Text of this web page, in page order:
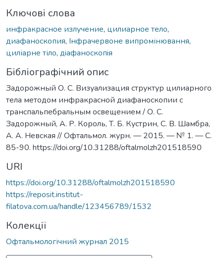
Ключові слова
инфракрасное излучение, цилиарное тело,
диафаноскопия, Iнфрачервоне випромінювання,
циліарне тіло, дiафаноскопiя
Бібліографічний опис
Задорожный О. С. Визуализация структур цилиарного
тела методом инфракрасной диафаноскопии с
транспальпебральным освещением / О. С.
Задорожный, А. Р. Король, Т. Б. Кустрин, С. В. Шамбра,
А. А. Невская // Офтальмол. журн. — 2015. — № 1. — С.
85-90. https://doi.org/10.31288/oftalmolzh201518590
URI
https://doi.org/10.31288/oftalmolzh201518590
https://reposit.institut-
filatova.com.ua/handle/123456789/1532
Колекції
Офтальмологічний журнал 2015